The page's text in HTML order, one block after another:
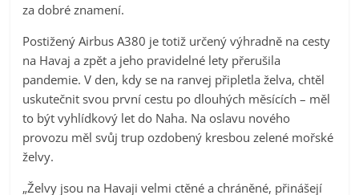
za dobré znamení.
Postižený Airbus A380 je totiž určený výhradně na cesty
na Havaj a zpět a jeho pravidelné lety přerušila
pandemie. V den, kdy se na ranvej připletla želva, chtěl
uskutečnit svou první cestu po dlouhých měsících – měl
to být vyhlídkový let do Naha. Na oslavu nového
provozu měl svůj trup ozdobený kresbou zelené mořské
želvy.
„Želvy jsou na Havaji velmi ctěné a chráněné, přinášejí